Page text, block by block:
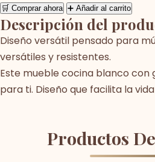
🛒 Comprar ahora ➕ Añadir al carrito
Descripción del
Diseño versátil pensado para
versátiles y resistentes.
Este mueble cocina blanco
para ti. Diseño que facilita la
Productos